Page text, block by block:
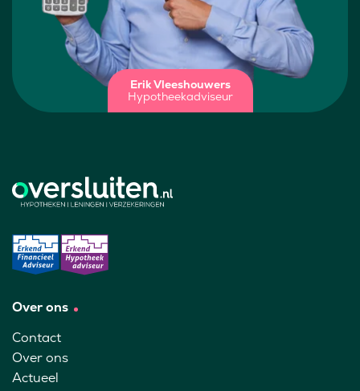
Erik Vleeshouwers
Hypotheekadviseur
Over ons
Contact
Over ons
Actueel